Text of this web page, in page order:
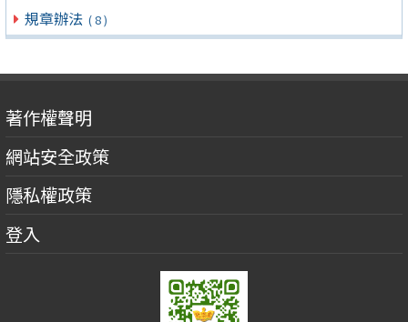
規章辦法 ( 8 )
著作權聲明
網站安全政策
隱私權政策
登入